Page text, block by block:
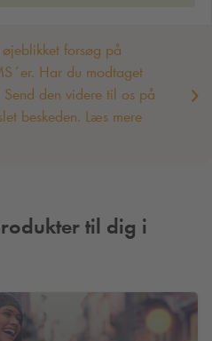
forsøg på
Har du modtaget
den videre til os på
beskeden. Læs mere
til dig i